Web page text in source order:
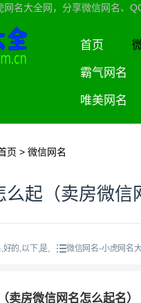
网名大全网，分享微信网名、
首页
霸气网名
唯美网名
页 > 微信网名
起（卖房微信
好的,以下,是, 微信网名-小虎网名
卖房微信网名怎么起名）